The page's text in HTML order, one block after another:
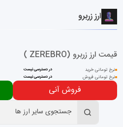
ارز زربرو
قیمت ارز زربرو (ZEREBRO )
نرخ تومانی خرید در دسترسی نیست
نرخ تومانی فروش در دسترسی نیست
فروش آنی